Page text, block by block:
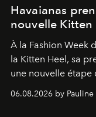
Havaianas
nouvelle Kitten
À la Fashion Week
la Kitten Heel, sa
une nouvelle étape
06.08.2026 by